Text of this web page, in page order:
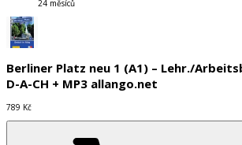
24 měsíců
Berliner Platz neu 1 (A1) – Lehr./
D-A-CH + MP3 allango.net
789 Kč